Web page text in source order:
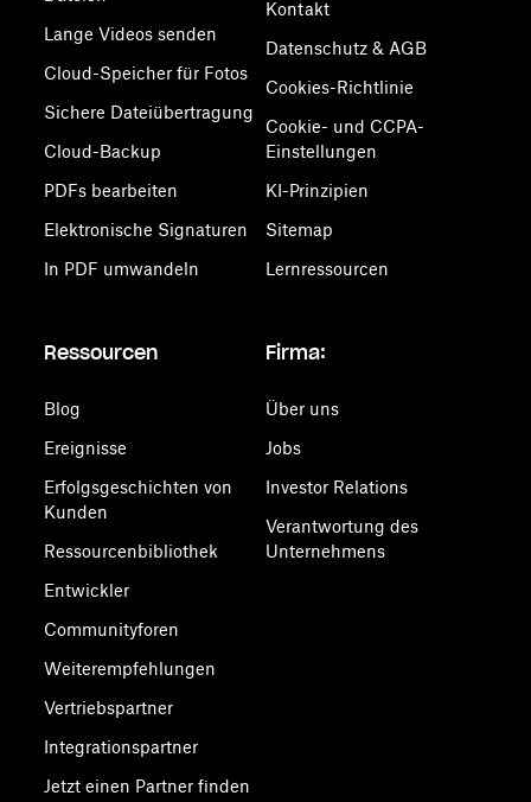
Lange Videos senden
Cloud-Speicher für Fotos
Sichere Dateiübertragung
Cloud-Backup
PDFs bearbeiten
Elektronische Signaturen
In PDF umwandeln
Kontakt
Datenschutz & AGB
Cookies-Richtlinie
Cookie- und CCPA-
Einstellungen
KI-Prinzipien
Sitemap
Lernressourcen
Ressourcen
Blog
Ereignisse
Erfolgsgeschichten von
Kunden
Ressourcenbibliothek
Entwickler
Communityforen
Weiterempfehlungen
Vertriebspartner
Integrationspartner
Jetzt einen Partner finden
Firma:
Über uns
Jobs
Investor Relations
Verantwortung des
Unternehmens